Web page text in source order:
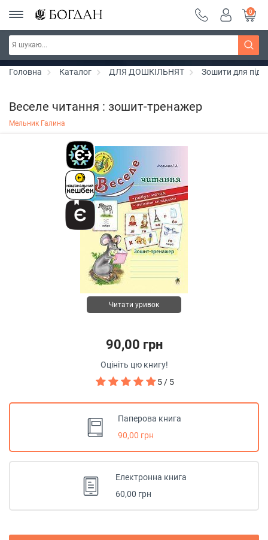
РОЗПРОДАЖ ~ 150 грн ~ 200 грн ~ 250 грн ~
300 грн ~ РОЗПРОДАЖ
Дізнатись більше
0
Головна Каталог ДЛЯ ДОШКІЛЬНЯТ Зошити для
Веселе читання : зошит-тренажер
Мельник Галина
Читати уривок
90,00 грн
Оцініть цю книгу!
5 / 5
Паперова книга
90,00 грн
Електронна книга
60,00 грн